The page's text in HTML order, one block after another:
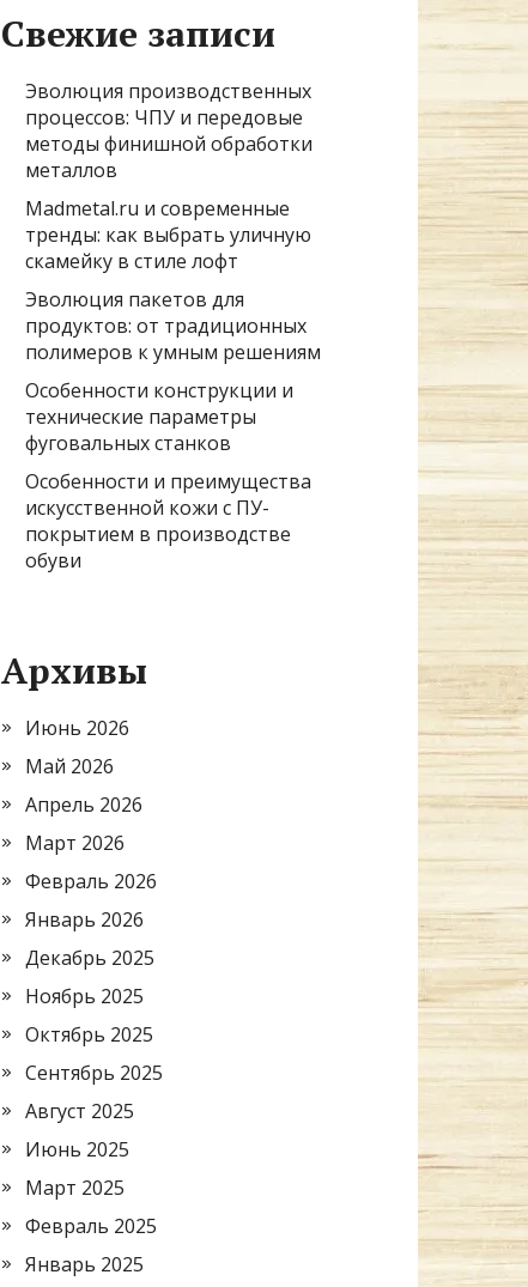
Свежие записи
Эволюция производственных
процессов: ЧПУ и передовые
методы финишной обработки
металлов
Madmetal.ru и современные
тренды: как выбрать уличную
скамейку в стиле лофт
Эволюция пакетов для
продуктов: от традиционных
полимеров к умным решениям
Особенности конструкции и
технические параметры
фуговальных станков
Особенности и преимущества
искусственной кожи с ПУ-
покрытием в производстве
обуви
Архивы
Июнь 2026
Май 2026
Апрель 2026
Март 2026
Февраль 2026
Январь 2026
Декабрь 2025
Ноябрь 2025
Октябрь 2025
Сентябрь 2025
Август 2025
Июнь 2025
Март 2025
Февраль 2025
Январь 2025